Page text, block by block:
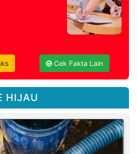
Cek Fakta Lain
HIJAU